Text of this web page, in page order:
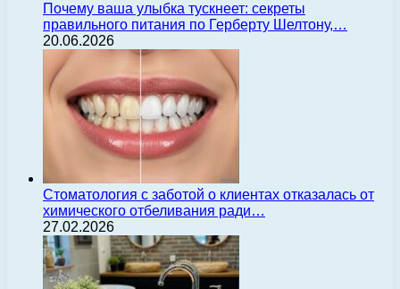
Почему ваша улыбка тускнеет: секреты
правильного питания по Герберту Шелтону,…
20.06.2026
Стоматология с заботой о клиентах отказалась от
химического отбеливания ради…
27.02.2026